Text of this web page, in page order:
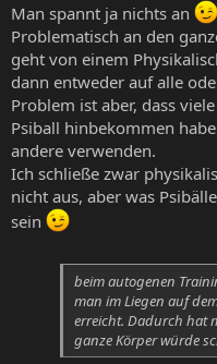
Man spannt ja nichts an
Problematisch an den
geht von einem
dann entweder auf alle
Problem ist aber, dass
Psiball hinbekommen
andere verwenden.
Ich schließe zwar
nicht aus, aber was
sein
beim autogenen
man im Liegen auf
erreicht. Dadurch hat
ganze Körper würde